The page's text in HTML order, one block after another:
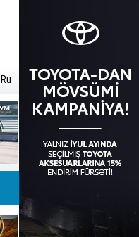
Ru